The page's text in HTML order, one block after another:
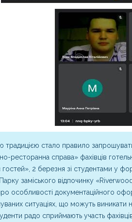
стало правило запрошувати
ресторанна справа» фахівців
2 березня зі студентами у
заміського відпочинку
особливості документаційного
ситуаціях, що можуть виникати
радо сприймають участь